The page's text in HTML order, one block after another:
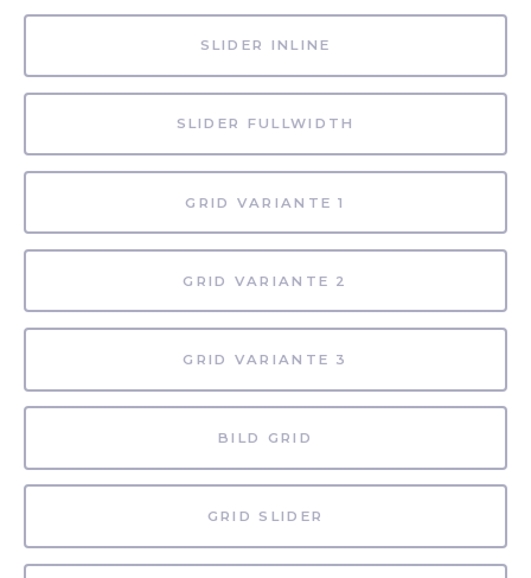
SLIDER INLINE
SLIDER FULLWIDTH
GRID VARIANTE 1
GRID VARIANTE 2
GRID VARIANTE 3
BILD GRID
GRID SLIDER